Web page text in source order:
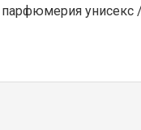
парфюмерия унисекс